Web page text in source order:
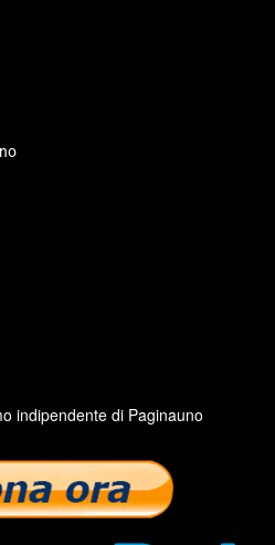
indipendente di Paginauno